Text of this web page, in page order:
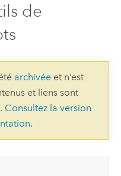
de
archivéeet n’est
et liens sont
Consultez la version
.